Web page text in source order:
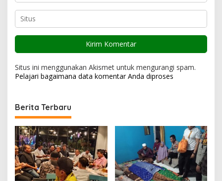
Situs ini menggunakan Akismet untuk mengurangi spam.
Pelajari bagaimana data komentar Anda diproses
Berita Terbaru